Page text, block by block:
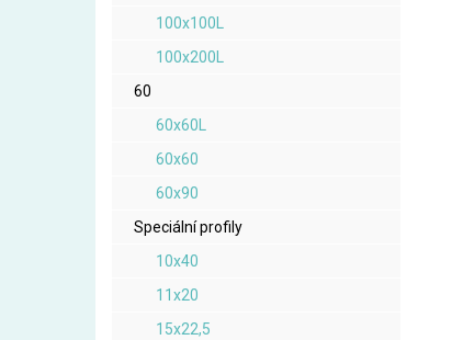
100x100L
100x200L
60
60x60L
60x60
60x90
Speciální profily
10x40
11x20
15x22,5